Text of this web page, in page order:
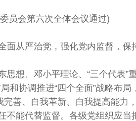
员会第六次全体会议通过)
从严治党，强化党内监督，
想、邓小平理论、“三个代表”
和协调推进“四个全面”战略布
善、自我革新、自我提高能力
能代替监督。各级党组织应